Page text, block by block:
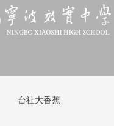
台社大香蕉